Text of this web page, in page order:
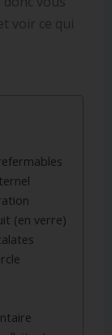
voir ce qui
(en verre)